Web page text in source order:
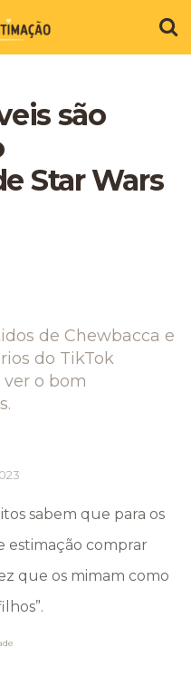
​​são
Star Wars
de Chewbacca e
do TikTok
o bom
sabem que para os
estimação comprar
que os mimam como